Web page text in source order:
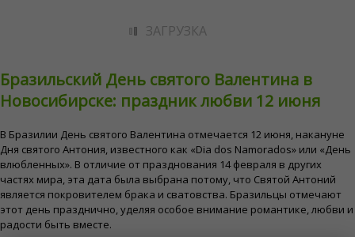
ЗАГРУЗКА
Бразильский День святого Валентина в
Новосибирске: праздник любви 12 июня
В Бразилии День святого Валентина отмечается 12 июня, накануне
Дня святого Антония, известного как «Dia dos Namorados» или «День
влюбленных». В отличие от празднования 14 февраля в других
частях мира, эта дата была выбрана потому, что Святой Антоний
является покровителем брака и сватовства. Бразильцы отмечают
этот день празднично, уделяя особое внимание романтике, любви и
радости быть вместе.